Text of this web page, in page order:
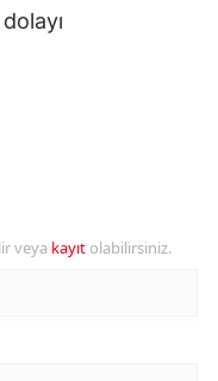
veya kayıt olabilirsiniz.